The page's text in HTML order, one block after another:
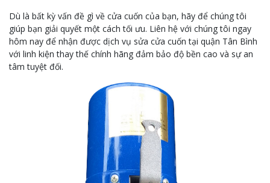
Dù là bất kỳ vấn đề gì về cửa cuốn của bạn, hãy để chúng tôi
giúp bạn giải quyết một cách tối ưu. Liên hệ với chúng tôi ngay
hôm nay để nhận được dịch vụ sửa cửa cuốn tại quận Tân Bình
với linh kiện thay thế chính hãng đảm bảo độ bền cao và sự an
tâm tuyệt đối.